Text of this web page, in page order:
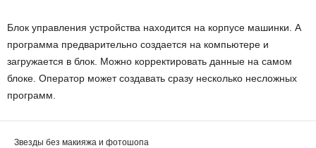
Блок управления устройства находится на корпусе машинки. А
программа предварительно создается на компьютере и
загружается в блок. Можно корректировать данные на самом
блоке. Оператор может создавать сразу несколько несложных
программ.
Звезды без макияжа и фотошопа